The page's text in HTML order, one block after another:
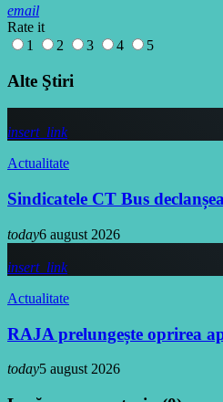
email
Rate it
1
2 3 4 5
Alte Ştiri
insert_link
Actualitate
Sindicatele CT Bus
today6 august 2026
insert_link
Actualitate
RAJA prelungește oprirea
today5 august 2026